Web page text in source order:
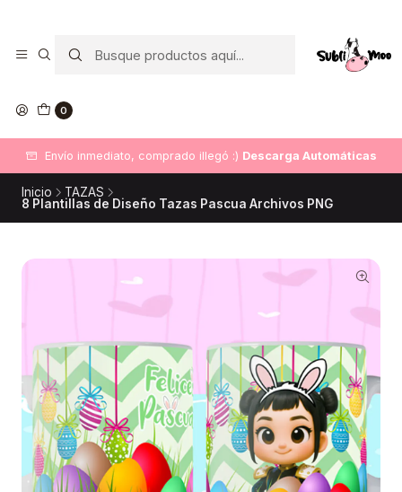
0
Envío inmediato, comprado illegó :) Descarga Automáticas
Inicio
TAZAS
8 Plantillas de Diseño Tazas Pascua Archivos PNG